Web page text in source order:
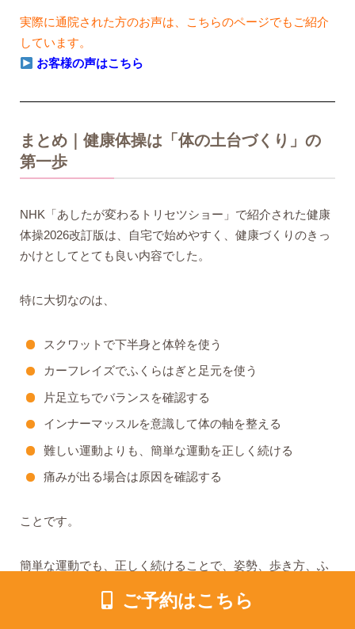
実際に通院された方のお声は、こちらのページでもご紹介
しています。
お客様の声はこちら
まとめ｜健康体操は「体の土台づくり」の
第一歩
NHK「あしたが変わるトリセツショー」で紹介された健康
体操2026改訂版は、自宅で始めやすく、健康づくりのきっ
かけとしてとても良い内容でした。
特に大切なのは、
スクワットで下半身と体幹を使う
カーフレイズでふくらはぎと足元を使う
片足立ちでバランスを確認する
インナーマッスルを意識して体の軸を整える
難しい運動よりも、簡単な運動を正しく続ける
痛みが出る場合は原因を確認する
ことです。
簡単な運動でも、正しく続けることで、姿勢、歩き方、ふ
出ることがあります。ご予約はこちら